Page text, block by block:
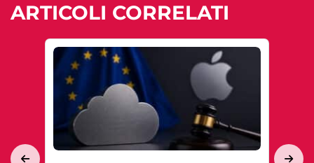
ARTICOLI CORRELATI